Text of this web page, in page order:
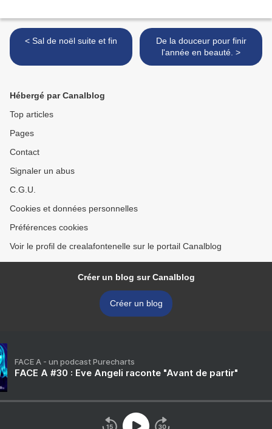
< Sal de noël suite et fin
De la douceur pour finir
l'année en beauté. >
Hébergé par Canalblog
Top articles
Pages
Contact
Signaler un abus
C.G.U.
Cookies et données personnelles
Préférences cookies
Voir le profil de crealafontenelle sur le portail Canalblog
Créer un blog sur Canalblog
Créer un blog
FACE A - un podcast Purecharts
FACE A #30 : Eve Angeli raconte "Avant de partir"